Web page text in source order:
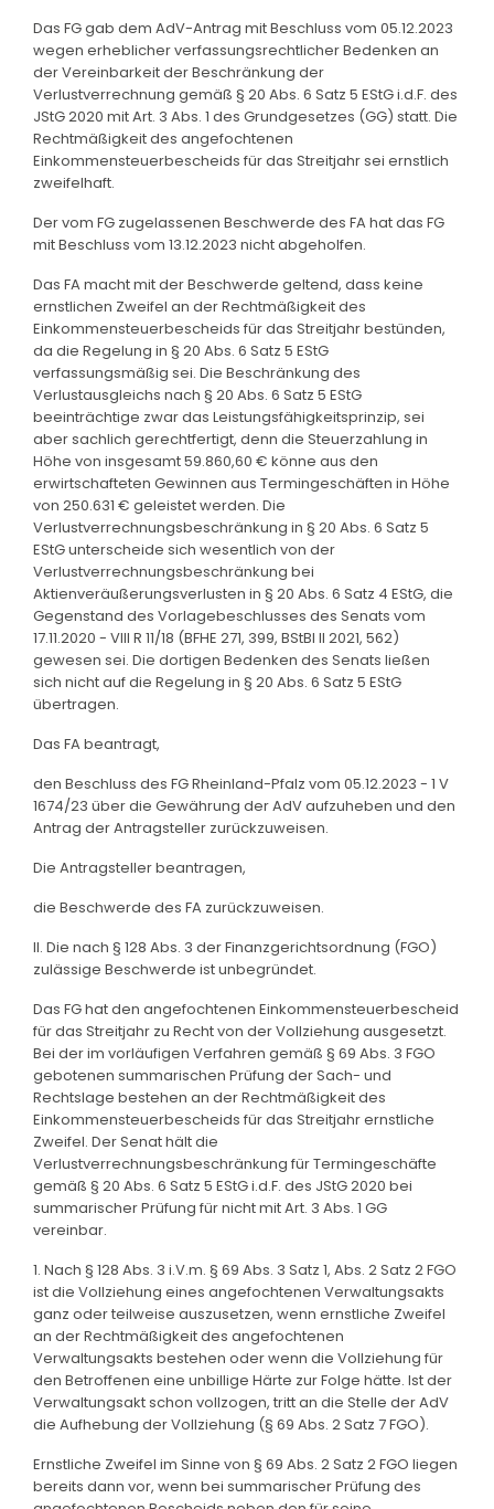
Das FG gab dem AdV-Antrag mit Beschluss vom 05.12.2023
wegen erheblicher verfassungsrechtlicher Bedenken an
der Vereinbarkeit der Beschränkung der
Verlustverrechnung gemäß § 20 Abs. 6 Satz 5 EStG i.d.F. des
JStG 2020 mit Art. 3 Abs. 1 des Grundgesetzes (GG) statt. Die
Rechtmäßigkeit des angefochtenen
Einkommensteuerbescheids für das Streitjahr sei ernstlich
zweifelhaft.
Der vom FG zugelassenen Beschwerde des FA hat das FG
mit Beschluss vom 13.12.2023 nicht abgeholfen.
Das FA macht mit der Beschwerde geltend, dass keine
ernstlichen Zweifel an der Rechtmäßigkeit des
Einkommensteuerbescheids für das Streitjahr bestünden,
da die Regelung in § 20 Abs. 6 Satz 5 EStG
verfassungsmäßig sei. Die Beschränkung des
Verlustausgleichs nach § 20 Abs. 6 Satz 5 EStG
beeinträchtige zwar das Leistungsfähigkeitsprinzip, sei
aber sachlich gerechtfertigt, denn die Steuerzahlung in
Höhe von insgesamt 59.860,60 € könne aus den
erwirtschafteten Gewinnen aus Termingeschäften in Höhe
von 250.631 € geleistet werden. Die
Verlustverrechnungsbeschränkung in § 20 Abs. 6 Satz 5
EStG unterscheide sich wesentlich von der
Verlustverrechnungsbeschränkung bei
Aktienveräußerungsverlusten in § 20 Abs. 6 Satz 4 EStG, die
Gegenstand des Vorlagebeschlusses des Senats vom
17.11.2020 - VIII R 11/18 (BFHE 271, 399, BStBl II 2021, 562)
gewesen sei. Die dortigen Bedenken des Senats ließen
sich nicht auf die Regelung in § 20 Abs. 6 Satz 5 EStG
übertragen.
Das FA beantragt,
den Beschluss des FG Rheinland-Pfalz vom 05.12.2023 - 1 V
1674/23 über die Gewährung der AdV aufzuheben und den
Antrag der Antragsteller zurückzuweisen.
Die Antragsteller beantragen,
die Beschwerde des FA zurückzuweisen.
II. Die nach § 128 Abs. 3 der Finanzgerichtsordnung (FGO)
zulässige Beschwerde ist unbegründet.
Das FG hat den angefochtenen Einkommensteuerbescheid
für das Streitjahr zu Recht von der Vollziehung ausgesetzt.
Bei der im vorläufigen Verfahren gemäß § 69 Abs. 3 FGO
gebotenen summarischen Prüfung der Sach- und
Rechtslage bestehen an der Rechtmäßigkeit des
Einkommensteuerbescheids für das Streitjahr ernstliche
Zweifel. Der Senat hält die
Verlustverrechnungsbeschränkung für Termingeschäfte
gemäß § 20 Abs. 6 Satz 5 EStG i.d.F. des JStG 2020 bei
summarischer Prüfung für nicht mit Art. 3 Abs. 1 GG
vereinbar.
1. Nach § 128 Abs. 3 i.V.m. § 69 Abs. 3 Satz 1, Abs. 2 Satz 2 FGO
ist die Vollziehung eines angefochtenen Verwaltungsakts
ganz oder teilweise auszusetzen, wenn ernstliche Zweifel
an der Rechtmäßigkeit des angefochtenen
Verwaltungsakts bestehen oder wenn die Vollziehung für
den Betroffenen eine unbillige Härte zur Folge hätte. Ist der
Verwaltungsakt schon vollzogen, tritt an die Stelle der AdV
die Aufhebung der Vollziehung (§ 69 Abs. 2 Satz 7 FGO).
Ernstliche Zweifel im Sinne von § 69 Abs. 2 Satz 2 FGO liegen
bereits dann vor, wenn bei summarischer Prüfung des